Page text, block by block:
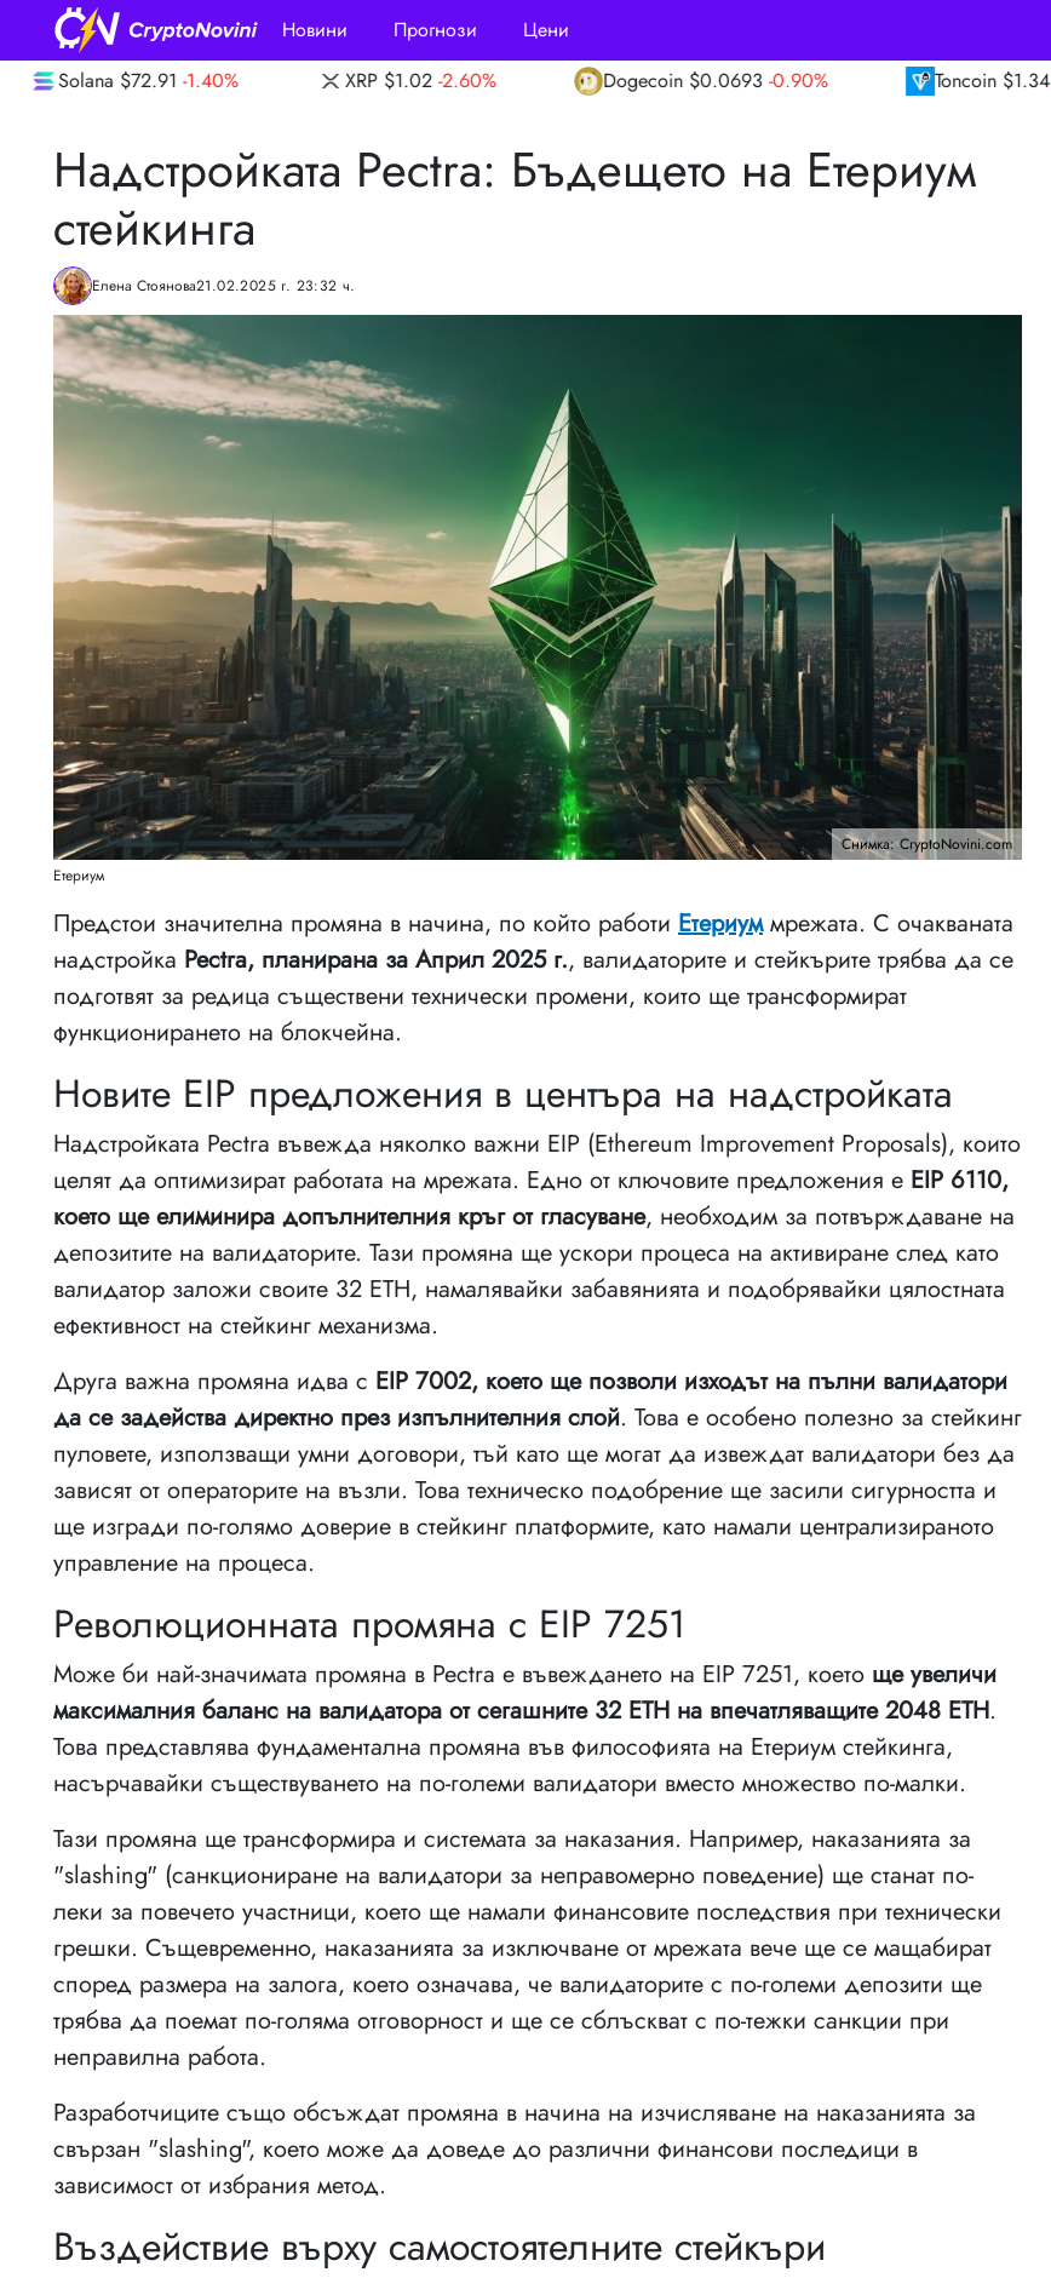
Новини Прогнози
Цени
XRP $1.02 -2.60% Dogecoin $0.0693 -0.90% Toncoin $1.34 TRON
Надстройката Pectra: Бъдещето на Етериум
стейкинга
Елена Стоянова21.02.2025 г. 23:32 ч.
Снимка: CryptoNovini.com
Етериум
Предстои значителна промяна в начина, по който работи Етериуммрежата. С очакваната
надстройка Pectra, планирана за Април 2025 г., валидаторите и стейкърите трябва да се
подготвят за редица съществени технически промени, които ще трансформират
функционирането на блокчейна.
Новите EIP предложения в центъра на надстройката
Надстройката Pectra въвежда няколко важни EIP (Ethereum Improvement Proposals), които
целят да оптимизират работата на мрежата. Едно от ключовите предложения е EIP 6110,
което ще елиминира допълнителния кръг от гласуване, необходим за потвърждаване на
депозитите на валидаторите. Тази промяна ще ускори процеса на активиране след като
валидатор заложи своите 32 ETH, намалявайки забавянията и подобрявайки цялостната
ефективност на стейкинг механизма.
Друга важна промяна идва с EIP 7002, което ще позволи изходът на пълни валидатори
да се задейства директно през изпълнителния слой. Това е особено полезно за стейкинг
пуловете, използващи умни договори, тъй като ще могат да извеждат валидатори без да
зависят от операторите на възли. Това техническо подобрение ще засили сигурността и
ще изгради по-голямо доверие в стейкинг платформите, като намали централизираното
управление на процеса.
Революционната промяна с EIP 7251
Може би най-значимата промяна в Pectra е въвеждането на EIP 7251, което ще увеличи
максималния баланс на валидатора от сегашните 32 ETH на впечатляващите 2048 ETH.
Това представлява фундаментална промяна във философията на Етериум стейкинга,
насърчавайки съществуването на по-големи валидатори вместо множество по-малки.
Тази промяна ще трансформира и системата за наказания. Например, наказанията за
"slashing" (санкциониране на валидатори за неправомерно поведение) ще станат по-
леки за повечето участници, което ще намали финансовите последствия при технически
грешки. Същевременно, наказанията за изключване от мрежата вече ще се мащабират
според размера на залога, което означава, че валидаторите с по-големи депозити ще
трябва да поемат по-голяма отговорност и ще се сблъскват с по-тежки санкции при
неправилна работа.
Разработчиците също обсъждат промяна в начина на изчисляване на наказанията за
свързан "slashing", което може да доведе до различни финансови последици в
зависимост от избрания метод.
Въздействие върху самостоятелните стейкъри